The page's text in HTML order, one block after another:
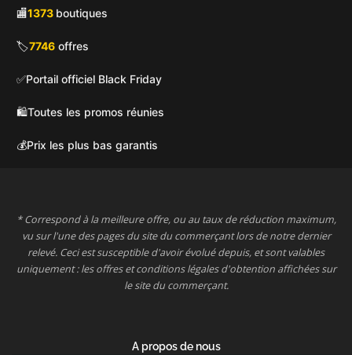
🏬1373 boutiques
🏷️7746 offres
✅Portail officiel Black Friday
🛍️Toutes les promos réunies
💰Prix les plus bas garantis
* Correspond à la meilleure offre, ou au taux de réduction maximum,
vu sur l'une des pages du site du commerçant lors de notre dernier
relevé. Ceci est susceptible d'avoir évolué depuis, et sont valables
uniquement : les offres et conditions légales d'obtention affichées sur
le site du commerçant.
A propos de nous